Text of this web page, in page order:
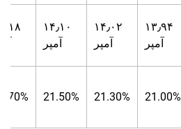
۱۳٫۹۴
آمپر
۱۴٫۰۲
آمپر
۱۴٫۱۰
آمپر
21.00%
21.30%
21.50%